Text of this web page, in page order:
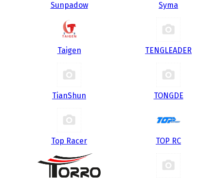
Sunpadow Syma
Taigen TENGLEADER
TianShun TONGDE
Top Racer TOP RC